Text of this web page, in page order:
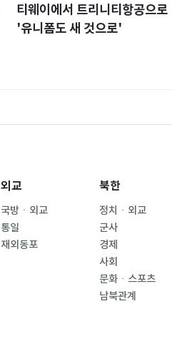
티웨이에서 트리니티항공으로
'유니폼도 새 것으로'
외교
국방ㆍ외교
통일
재외동포
북한
정치ㆍ외교
군사
경제
사회
문화ㆍ스포츠
남북관계